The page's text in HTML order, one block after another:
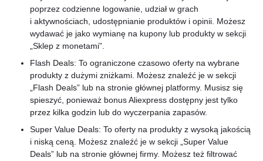
poprzez codzienne logowanie, udział w grach
i aktywnościach, udostępnianie produktów i opinii. Możesz
wydawać je jako wymianę na kupony lub produkty w sekcji
„Sklep z monetami”.
Flash Deals: To ograniczone czasowo oferty na wybrane
produkty z dużymi zniżkami. Możesz znaleźć je w sekcji
„Flash Deals” lub na stronie głównej platformy. Musisz się
spieszyć, ponieważ bonus Aliexpress dostępny jest tylko
przez kilka godzin lub do wyczerpania zapasów.
Super Value Deals: To oferty na produkty z wysoką jakością
i niską ceną. Możesz znaleźć je w sekcji „Super Value
Deals” lub na stronie głównej firmy. Możesz też filtrować